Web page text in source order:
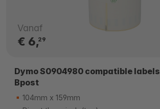
Vanaf
€ 6,29
Dymo S0904980 compatible labels
Bpost
104mm x 159mm